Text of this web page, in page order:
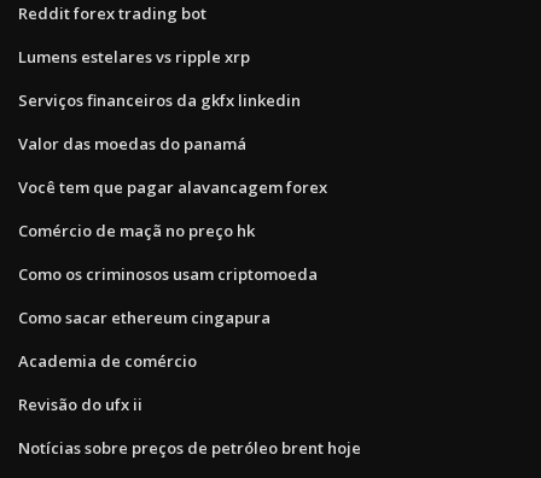
Reddit forex trading bot
Lumens estelares vs ripple xrp
Serviços financeiros da gkfx linkedin
Valor das moedas do panamá
Você tem que pagar alavancagem forex
Comércio de maçã no preço hk
Como os criminosos usam criptomoeda
Como sacar ethereum cingapura
Academia de comércio
Revisão do ufx ii
Notícias sobre preços de petróleo brent hoje